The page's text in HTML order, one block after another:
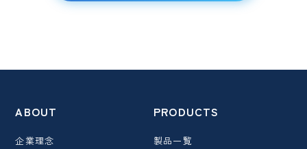
ABOUT
企業理念
PRODUCTS
製品一覧